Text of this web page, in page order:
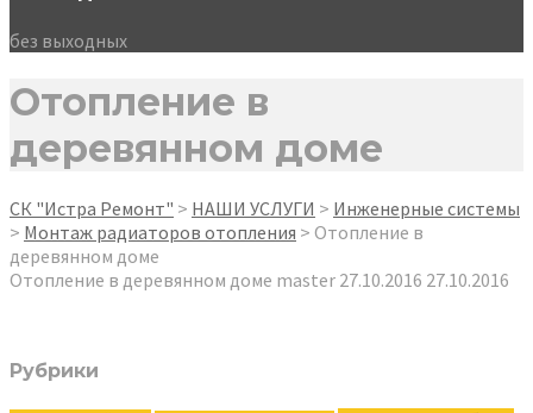
без выходных
Отопление в
деревянном доме
СК "Истра Ремонт" > НАШИ УСЛУГИ > Инженерные системы
> Монтаж радиаторов отопления > Отопление в
деревянном доме
Отопление в деревянном доме master 27.10.2016 27.10.2016
Рубрики